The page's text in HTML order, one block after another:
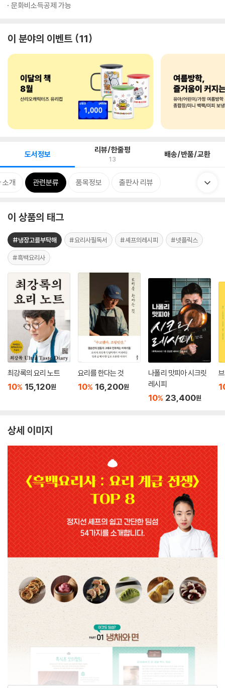
문화비소득공제 가능
이 분야의 이벤트 11
도서정보 리뷰/한줄평
13 배송/반품/교환
소개 관련분류 품목정보 출판사 리뷰
이 상품의 태그
#냉장고를부탁해 #요리사필독서 #셰프의레시피 #넷플릭스
#흑백요리사
최강록의 요리 노트
10% 15,120원
요리를 한다는 것
10% 16,200원
나폴리 맛피아 시크릿
레시피
10% 23,400원
상세 이미지